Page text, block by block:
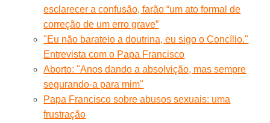
esclarecer a confusão, farão “um ato formal de
correção de um erro grave”
"Eu não barateio a doutrina, eu sigo o Concílio."
Entrevista com o Papa Francisco
Aborto: "Anos dando a absolvição, mas sempre
segurando-a para mim"
Papa Francisco sobre abusos sexuais: uma
frustração